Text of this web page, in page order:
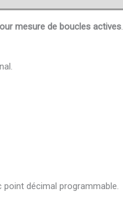
mesure de boucles actives.
point décimal programmable.